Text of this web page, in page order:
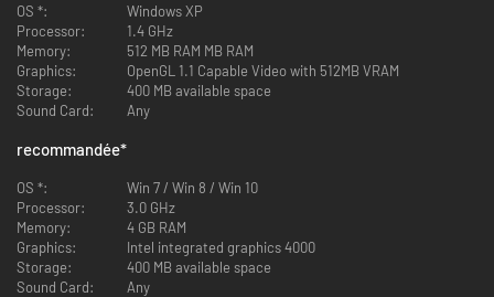
Features
Explore the beautiful yet mysterious underworld
Investigate otherworldly items to solve puzzles
Converse with the underworld's denizens to complete tasks and
learn tales
OS *:
Windows XP
Processor:
1.4 GHz
Memory:
512 MB RAM MB RAM
Graphics:
OpenGL 1.1 Capable Video with 512MB VRAM
Storage:
400 MB available space
Sound Card:
Any
recommandée*
OS *:
Win 7 / Win 8 / Win 10
Processor:
3.0 GHz
Memory:
4 GB RAM
Graphics:
Intel integrated graphics 4000
Storage:
400 MB available space
Sound Card:
Any